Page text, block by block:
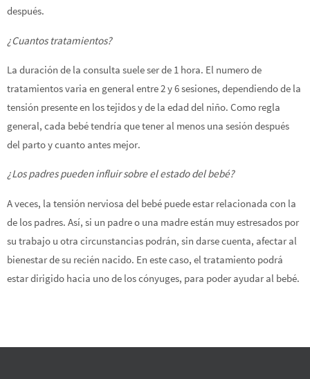
después.
¿Cuantos tratamientos?
La duración de la consulta suele ser de 1 hora. El numero de
tratamientos varia en general entre 2 y 6 sesiones, dependiendo de la
tensión presente en los tejidos y de la edad del niño. Como regla
general, cada bebé tendría que tener al menos una sesión después
del parto y cuanto antes mejor.
¿Los padres pueden influir sobre el estado del bebé?
A veces, la tensión nerviosa del bebé puede estar relacionada con la
de los padres. Así, si un padre o una madre están muy estresados por
su trabajo u otra circunstancias podrán, sin darse cuenta, afectar al
bienestar de su recién nacido. En este caso, el tratamiento podrá
estar dirigido hacia uno de los cónyuges, para poder ayudar al bebé.